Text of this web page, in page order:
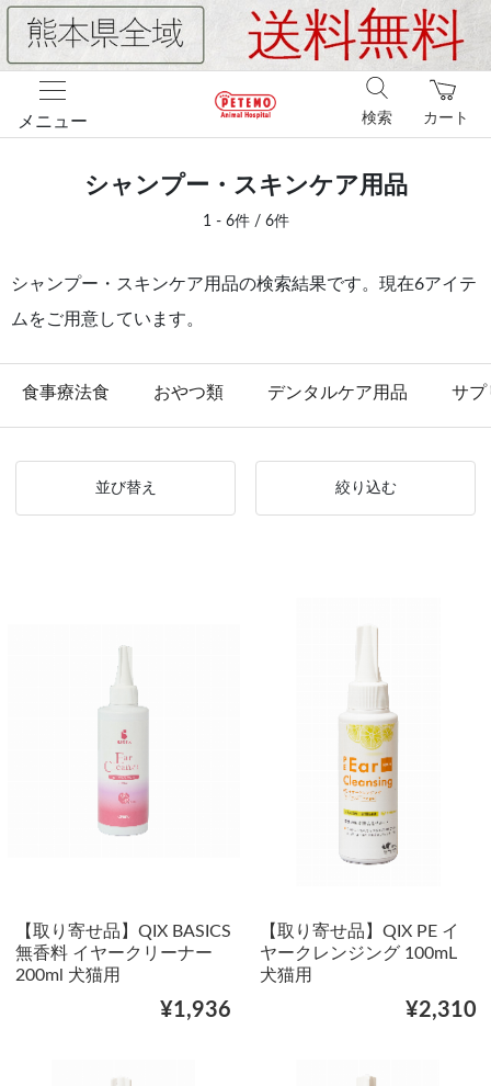
メニュー カート
検索
シャンプー・スキンケア用品
1 - 6件 / 6件
シャンプー・スキンケア用品の検索結果です。現在6アイテ
ムをご用意しています。
食事療法食 おやつ類 デンタルケア用品 サプ
並び替え 絞り込む
【取り寄せ品】QIX BASICS
無香料 イヤークリーナー
200ml 犬猫用
¥1,936
【取り寄せ品】QIX PE イ
ヤークレンジング 100mL
犬猫用
¥2,310